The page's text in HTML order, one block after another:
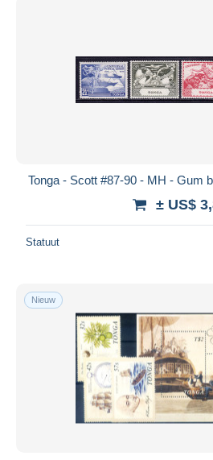
Tonga - Scott #87-90 - MH - Gum
± US$
Statuut
Nieuw